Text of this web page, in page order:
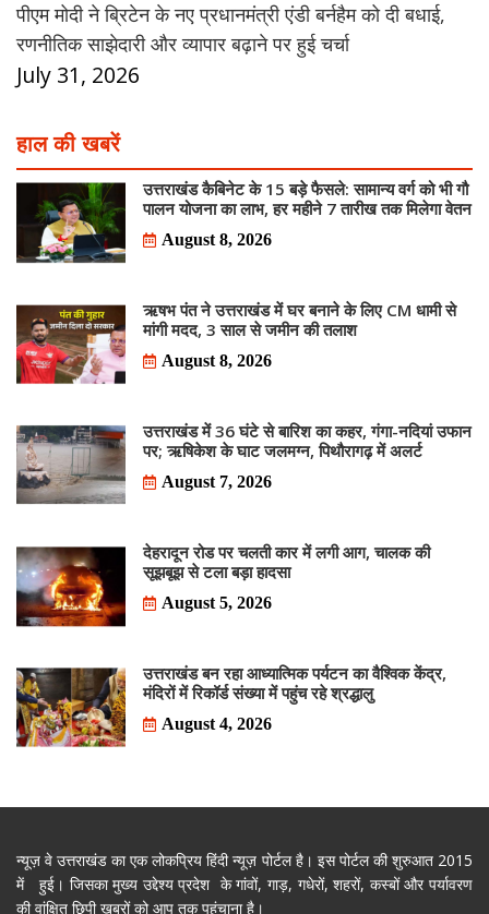
पीएम मोदी ने ब्रिटेन के नए प्रधानमंत्री एंडी बर्नहैम को दी बधाई,
रणनीतिक साझेदारी और व्यापार बढ़ाने पर हुई चर्चा
July 31, 2026
हाल की खबरें
उत्तराखंड कैबिनेट के 15 बड़े फैसले: सामान्य वर्ग को भी गौ
पालन योजना का लाभ, हर महीने 7 तारीख तक मिलेगा वेतन
August 8, 2026
ऋषभ पंत ने उत्तराखंड में घर बनाने के लिए CM धामी से
मांगी मदद, 3 साल से जमीन की तलाश
August 8, 2026
उत्तराखंड में 36 घंटे से बारिश का कहर, गंगा-नदियां उफान
पर; ऋषिकेश के घाट जलमग्न, पिथौरागढ़ में अलर्ट
August 7, 2026
देहरादून रोड पर चलती कार में लगी आग, चालक की
सूझबूझ से टला बड़ा हादसा
August 5, 2026
उत्तराखंड बन रहा आध्यात्मिक पर्यटन का वैश्विक केंद्र,
मंदिरों में रिकॉर्ड संख्या में पहुंच रहे श्रद्धालु
August 4, 2026
न्यूज़ वे उत्तराखंड का एक लोकप्रिय हिंदी न्यूज़ पोर्टल है। इस पोर्टल की शुरुआत 2015
में हुई। जिसका मुख्य उद्देश्य प्रदेश के गांवों, गाड़, गधेरों, शहरों, कस्बों और पर्यावरण
की वांक्षित छिपी खबरों को आप तक पहुंचाना है।